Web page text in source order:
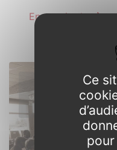
En savoir plus
OCTOBRE
Ce